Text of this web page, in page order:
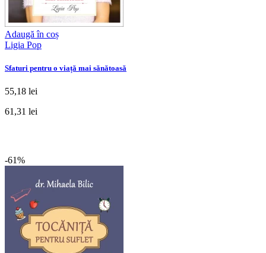
Adaugă în coș
Ligia Pop
Sfaturi pentru o viață mai sănătoasă
55,18 lei
61,31 lei
-61%